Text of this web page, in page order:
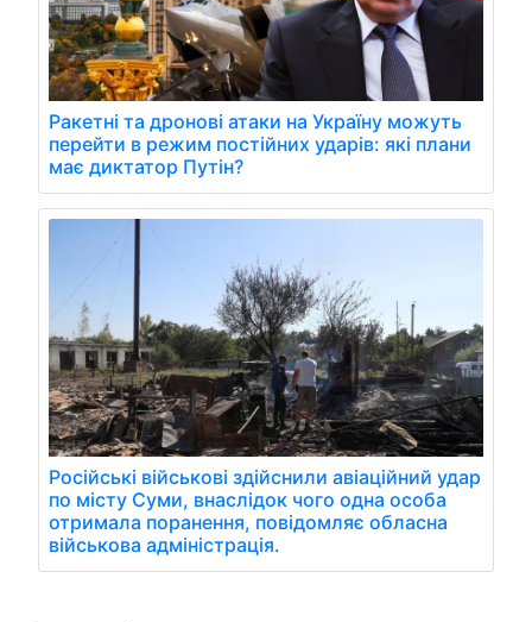
Ракетні та дронові атаки на Україну можуть
перейти в режим постійних ударів: які плани
має диктатор Путін?
Російські військові здійснили авіаційний удар
по місту Суми, внаслідок чого одна особа
отримала поранення, повідомляє обласна
військова адміністрація.